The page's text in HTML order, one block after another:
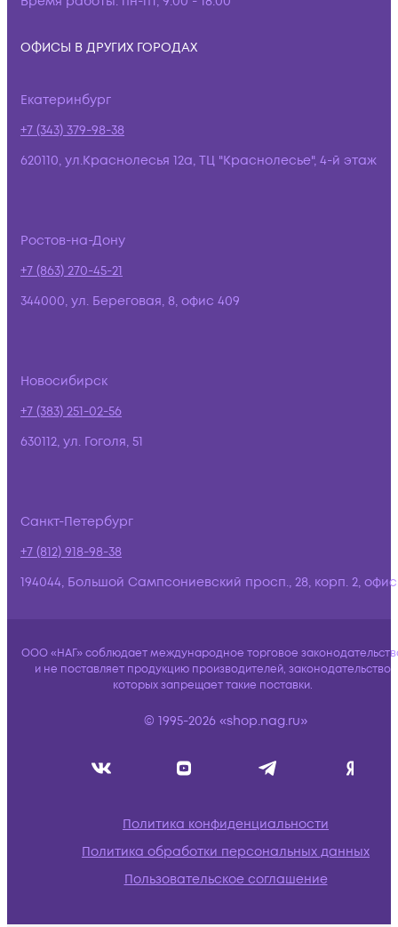
ОФИСЫ В ДРУГИХ ГОРОДАХ
Екатеринбург
+7 (343) 379-98-38
620110, ул.Краснолесья 12а, ТЦ "Краснолесье", 4-й этаж
Ростов-на-Дону
+7 (863) 270-45-21
344000, ул. Береговая, 8, офис 409
Новосибирск
+7 (383) 251-02-56
630112, ул. Гоголя, 51
Санкт-Петербург
+7 (812) 918-98-38
194044, Большой Сампсониевский просп., 28, корп. 2,
ООО «НАГ» соблюдает международное торговое
и не поставляет продукцию производителей, законодательство
которых запрещает такие поставки.
© 1995-2026 «shop.nag.ru»
Политика конфиденциальности
Политика обработки персональных данных
Пользовательское соглашение